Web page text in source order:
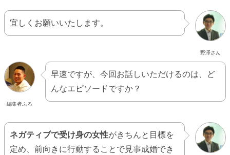
野澤さん
宜しくお願いいたします。
編集者ふる
早速ですが、今回お話しいただけるのは、ど
んなエピソードですか？
ネガティブで受け身の女性がきちんと目標を
定め、前向きに行動することで見事成婚でき